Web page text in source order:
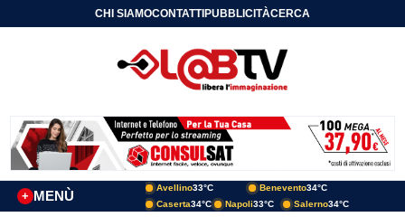
CHI SIAMOCONTATTIPUBBLICITÀCERCA
MENÙ
+
Avellino33°C Benevento34°C
Caserta34°C Napoli33°C Salerno34°C